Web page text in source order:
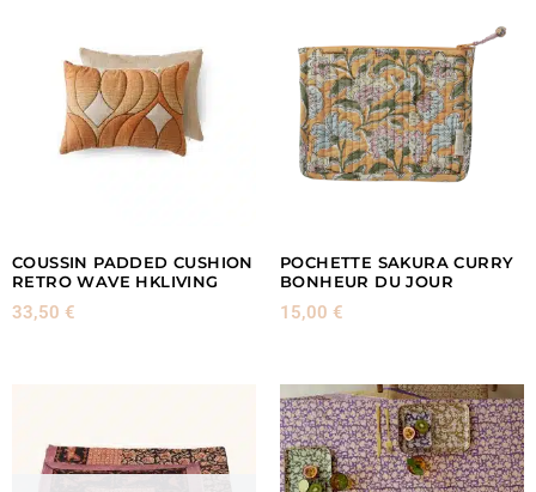
COUSSIN PADDED CUSHION
RETRO WAVE HKLIVING
33,50 €
POCHETTE SAKURA CURRY
BONHEUR DU JOUR
15,00 €